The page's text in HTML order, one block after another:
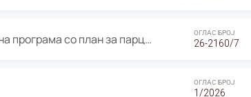
ОГЛАС за Јавно излагање на Проектна програма со план за парцелација за Урбанистички проект со план за парцелација за спојување на ГП 20.12 и ГП 20.37 од Изменување и дополнување на Детален урбанистички план Буњаковец 2, Општина Центар – Скопје ОГЛАС БРОЈ
26-2160/7
ОГЛАС БРОЈ
1/2026